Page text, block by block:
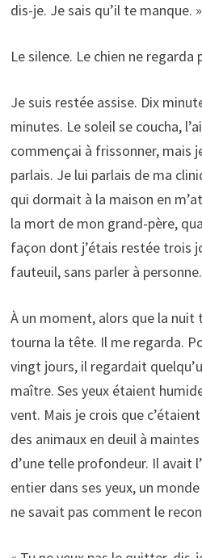
dis-je. Je sais qu’il te manque. »
Le silence. Le chien ne regarda
Je suis restée assise. Dix
minutes. Le soleil se coucha,
commençai à frissonner, mais
parlais. Je lui parlais de ma
qui dormait à la maison en
la mort de mon grand-père,
façon dont j’étais restée trois
fauteuil, sans parler à personne.
À un moment, alors que la nuit
tourna la tête. Il me regarda.
vingt jours, il regardait
maître. Ses yeux étaient
vent. Mais je crois que
des animaux en deuil à
d’une telle profondeur. Il avait
entier dans ses yeux, un
ne savait pas comment le